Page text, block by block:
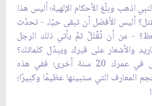
اذهب وبلّغ الأحكام الإلهية؛ أليس هذا
أليس الأفضل أن تبقى حيًا، - تحدّث
- من أن تُقْتَلْ ثمّ يأتي ذلك الرجل
والأشعار على قبرك ويبدّل كلماتك؟
وإذا مدّ الله تعالى في عمرك 20 سنة أخرى؛ ففي هذه
المعارف التي ستبينها عظيمًا وكبيرًا؛